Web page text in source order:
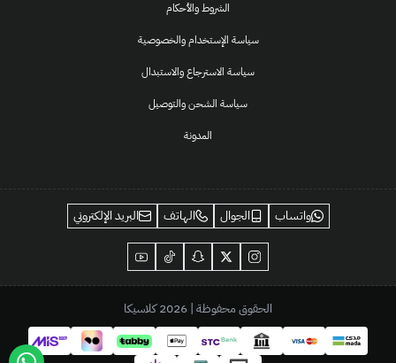
الشروط والأحكام
سياسة الإستخدام والخصوصية
سياسة الاسترجاع والاستبدال
سياسة الشحن والتوصيل
المدونة
واتساب الجوال الهاتف البريد الإلكتروني
الحقوق محفوظة | 2026 كلاسيكا